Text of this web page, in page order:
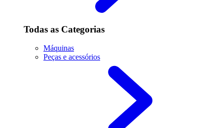
Todas as Categorias
Máquinas
Peças e acessórios